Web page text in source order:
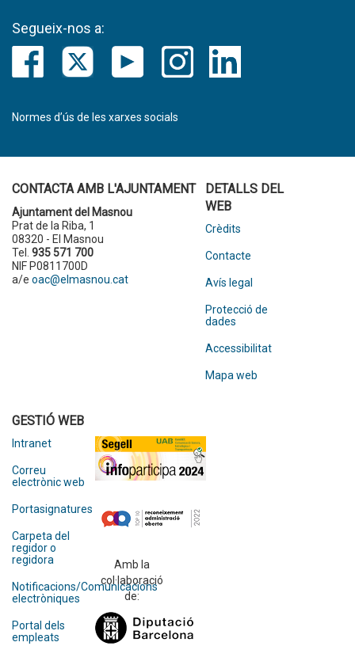
Segueix-nos a:
Normes d’ús de les xarxes socials
CONTACTA AMB L'AJUNTAMENT
Ajuntament del Masnou
Prat de la Riba, 1
08320 - El Masnou
Tel. 935 571 700
NIF P0811700D
a/e oac@elmasnou.cat
DETALLS DEL
WEB
Crèdits
Contacte
Avís legal
Protecció de
dades
Accessibilitat
Mapa web
GESTIÓ WEB
Intranet
Correu
electrònic web
Portasignatures
Carpeta del
regidor o
regidora
Notificacions/Comunicacions
electròniques
Portal dels
empleats
Amb la
col·laboració
de: